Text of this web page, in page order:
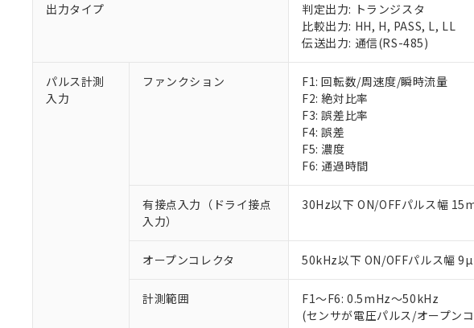
出力タイプ
判定出力: トランジスタ
比較出力: HH, H, PASS, L, LL
伝送出力: 通信(RS-485)
パルス計測
入力
ファンクション
F1: 回転数/周速度/瞬時流量
F2: 絶対比率
F3: 誤差比率
F4: 誤差
F5: 濃度
F6: 通過時間
有接点入力（ドライ接点
入力）
30Hz以下 ON/OFFパルス幅
オープンコレクタ 50kHz以下 ON/OFFパルス幅
計測範囲
F1～F6: 0.5mHz～50kHz
(センサが電圧パルス/オープン